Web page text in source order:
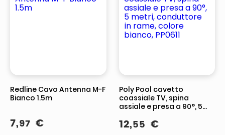
Redline Cavo Antenna M-F
Bianco 1.5m
7,97 €
Poly Pool cavetto
coassiale TV, spina
assiale e presa a 90°, 5
colore bianco, PP0611
12,55 €